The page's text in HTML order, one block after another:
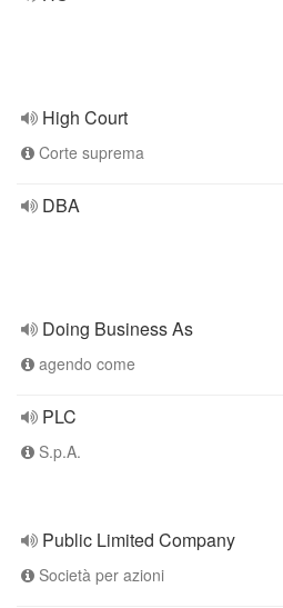
High Court
Corte suprema
DBA
Doing Business As
agendo come
PLC
S.p.A.
Public Limited Company
Società per azioni